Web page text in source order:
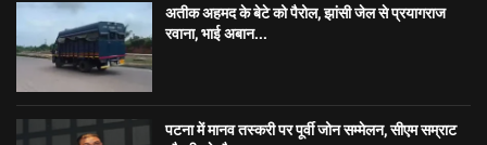
अतीक अहमद के बेटे को पैरोल, झांसी जेल से प्रयागराज
रवाना, भाई अबान...
पटना में मानव तस्करी पर पूर्वी जोन सम्मेलन, सीएम सम्राट